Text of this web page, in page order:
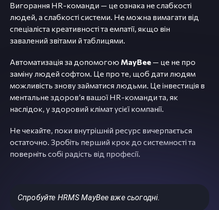
Вигорання HR-команди — це ознака не слабкості
людей, а слабкості системи. Не можна вимагати від
спеціаліста креативності та емпатії, якщо він
завалений звітами й таблицями.
Автоматизація за допомогою MayBee — це не про
заміну людей софтом. Це про те, щоб дати людям
можливість знову займатися людьми. Це інвестиція в
ментальне здоров’я вашої HR-команди та, як
наслідок, у здоровий клімат усієї компанії.
Не чекайте, поки внутрішній ресурс вичерпається
остаточно. Зробіть перший крок до системності та
поверніть собі радість від професії.
Спробуйте HRMS MayBee вже сьогодні.